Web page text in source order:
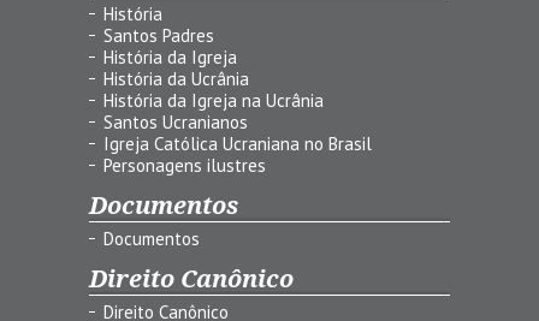
História
Santos Padres
História da Igreja
História da Ucrânia
História da Igreja na Ucrânia
Santos Ucranianos
Igreja Católica Ucraniana no Brasil
Personagens ilustres
Documentos
Documentos
Direito Canônico
Direito Canônico